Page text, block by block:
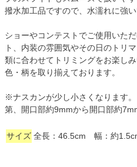
撥水加工品ですので、水濡れに強い
ショーやコンテストでご使用いた
ト、内装の雰囲気やその日のトリ
類に合わせてトリミングをお楽し
色・柄を取り揃えております。
※ナスカンが少し小さくなります
第、開口部約9mmから開口部約
サイズ 全長：46.5cm 幅：約